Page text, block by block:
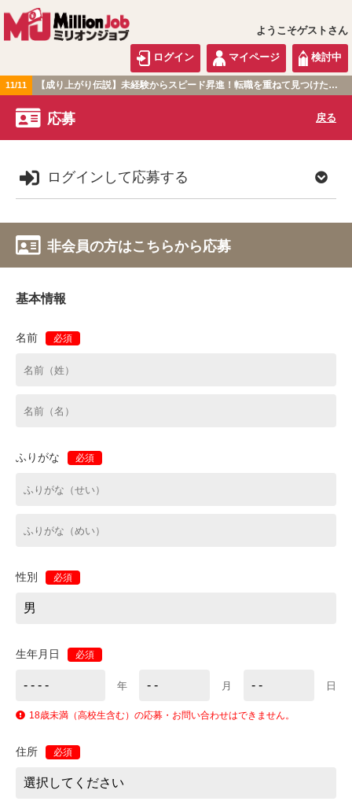
ようこそゲストさん
ログイン マイページ 検討中
11/11 【成り上がり伝説】未経験からスピード昇進！転職を重ねて見つけた『本当に働きやすい職場』とは？
関東版
応募 戻る
ログインして応募する
非会員の方はこちらから応募
基本情報
名前 必須
ふりがな 必須
性別 必須
生年月日 必須
年 月 日
18歳未満（高校生含む）の応募・お問い合わせはできません。
住所 必須